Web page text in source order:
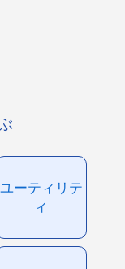
ユーティリテ
ィ